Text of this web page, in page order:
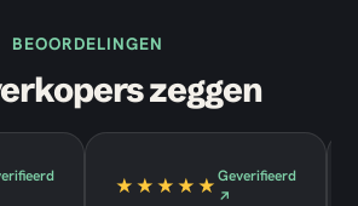
BEOORDELINGEN
zeggen
★★★★★Geverifieerd
↗